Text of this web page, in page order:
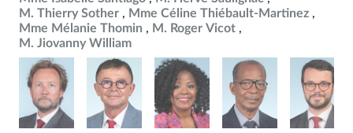
M. Thierry Sother
Mme Céline Thiébault-Martinez
Mme Mélanie Thomin
M. Roger Vicot
M. Jiovanny William